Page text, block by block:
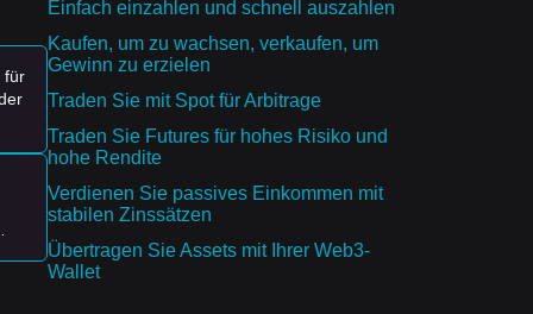
für
Einfach einzahlen und schnell auszahlen
Kaufen, um zu wachsen, verkaufen, um
Gewinn zu erzielen
Traden Sie mit Spot für Arbitrage
Traden Sie Futures für hohes Risiko und
hohe Rendite
Verdienen Sie passives Einkommen mit
stabilen Zinssätzen
Übertragen Sie Assets mit Ihrer Web3-
Wallet